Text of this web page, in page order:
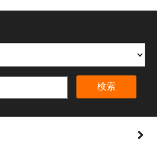
検索